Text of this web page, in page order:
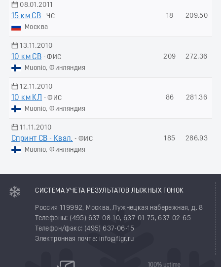
08.01.2011
15 км СВ - ЧС
Москва
18 209.50
13.11.2010
10 км СВ - ФИС
Muonio, Финляндия
209 272.36
12.11.2010
10 км КЛ
- ФИС
Muonio, Финляндия
86 281.36
11.11.2010
Спринт СВ - Квал. - ФИС
Muonio, Финляндия
185 286.93
СИСТЕМА УЧЕТА РЕЗУЛЬТАТОВ ЛЫЖНЫХ ГОНОК
Россия 119992, Москва, Лужнецкая набережная, д. 8
Телефоны: (495) 637-08-10, 637-01-75, 637-02-65
Телефон/факс: (495) 637-06-15
Электронная почта: info@flgr.ru